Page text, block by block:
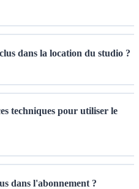
dans la location du studio ?
techniques pour utiliser le
dans l'abonnement ?